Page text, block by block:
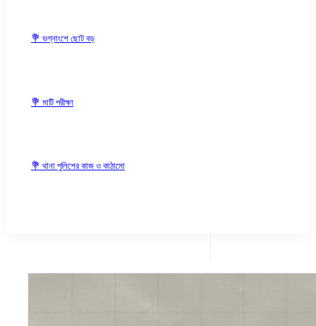
💐 ভগ্নাংশে ছোট বড়
💐 মাটি পরীক্ষা
💐 থানা পুলিশের কাজ ও কাঠামো